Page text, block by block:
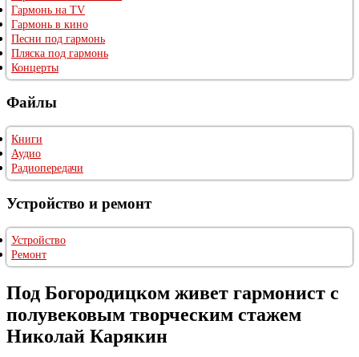
Гармонь на TV
Гармонь в кино
Песни под гармонь
Пляска под гармонь
Концерты
Файлы
Книги
Аудио
Радиопередачи
Устройство и ремонт
Устройство
Ремонт
Под Богородицком живет гармонист с
полувековым творческим стажем
Николай Карякин